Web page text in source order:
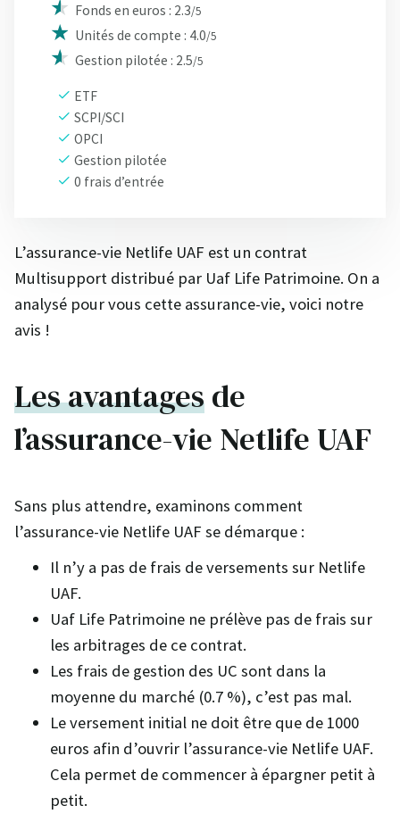
Fonds en euros : 2.3/5
Unités de compte : 4.0/5
Gestion pilotée : 2.5/5
ETF
SCPI/SCI
OPCI
Gestion pilotée
0 frais d’entrée
L’assurance-vie Netlife UAF est un contrat
Multisupport distribué par Uaf Life Patrimoine. On a
analysé pour vous cette assurance-vie, voici notre
avis !
Les avantagesde
l’assurance-vie Netlife UAF
Sans plus attendre, examinons comment
l’assurance-vie Netlife UAF se démarque :
Il n’y a pas de frais de versements sur Netlife
UAF.
Uaf Life Patrimoine ne prélève pas de frais sur
les arbitrages de ce contrat.
Les frais de gestion des UC sont dans la
moyenne du marché (0.7 %), c’est pas mal.
Le versement initial ne doit être que de 1000
euros afin d’ouvrir l’assurance-vie Netlife UAF.
Cela permet de commencer à épargner petit à
petit.